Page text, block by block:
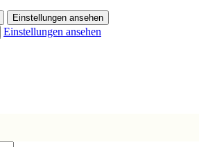
Einstellungen ansehen
Einstellungen ansehen